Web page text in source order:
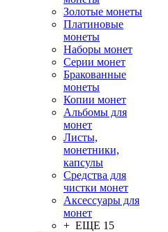
Золотые монеты
Платиновые
монеты
Наборы монет
Серии монет
Бракованные
монеты
Копии монет
Альбомы для
монет
Листы,
монетники,
капсулы
Средства для
чистки монет
Аксессуары для
монет
+ ЕЩЕ 15